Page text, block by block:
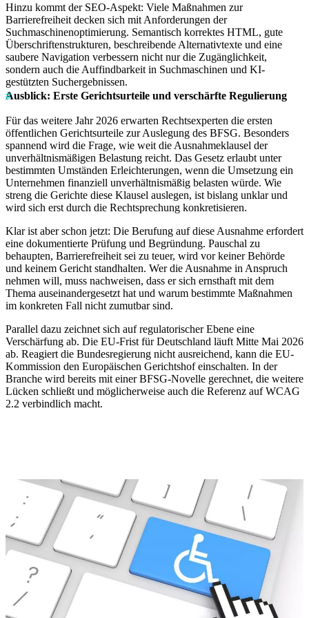
Hinzu kommt der SEO-Aspekt: Viele Maßnahmen zur
Barrierefreiheit decken sich mit Anforderungen der
Suchmaschinenoptimierung. Semantisch korrektes HTML, gute
Überschriftenstrukturen, beschreibende Alternativtexte und eine
saubere Navigation verbessern nicht nur die Zugänglichkeit,
sondern auch die Auffindbarkeit in Suchmaschinen und KI-
gestützten Suchergebnissen.
Ausblick: Erste Gerichtsurteile und verschärfte Regulierung
Für das weitere Jahr 2026 erwarten Rechtsexperten die ersten
öffentlichen Gerichtsurteile zur Auslegung des BFSG. Besonders
spannend wird die Frage, wie weit die Ausnahmeklausel der
unverhältnismäßigen Belastung reicht. Das Gesetz erlaubt unter
bestimmten Umständen Erleichterungen, wenn die Umsetzung ein
Unternehmen finanziell unverhältnismäßig belasten würde. Wie
streng die Gerichte diese Klausel auslegen, ist bislang unklar und
wird sich erst durch die Rechtsprechung konkretisieren.
Klar ist aber schon jetzt: Die Berufung auf diese Ausnahme erfordert
eine dokumentierte Prüfung und Begründung. Pauschal zu
behaupten, Barrierefreiheit sei zu teuer, wird vor keiner Behörde
und keinem Gericht standhalten. Wer die Ausnahme in Anspruch
nehmen will, muss nachweisen, dass er sich ernsthaft mit dem
Thema auseinandergesetzt hat und warum bestimmte Maßnahmen
im konkreten Fall nicht zumutbar sind.
Parallel dazu zeichnet sich auf regulatorischer Ebene eine
Verschärfung ab. Die EU-Frist für Deutschland läuft Mitte Mai 2026
ab. Reagiert die Bundesregierung nicht ausreichend, kann die EU-
Kommission den Europäischen Gerichtshof einschalten. In der
Branche wird bereits mit einer BFSG-Novelle gerechnet, die weitere
Lücken schließt und möglicherweise auch die Referenz auf WCAG
2.2 verbindlich macht.